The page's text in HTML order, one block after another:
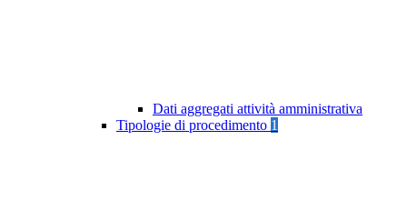
Dati aggregati attività amministrativa
Tipologie di procedimento 1